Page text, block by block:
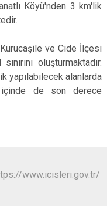
Köyü'nden 3 km'lik
ve Cide İlçesi
oluşturmaktadır.
yapılabilecek alanlarda
de son derece